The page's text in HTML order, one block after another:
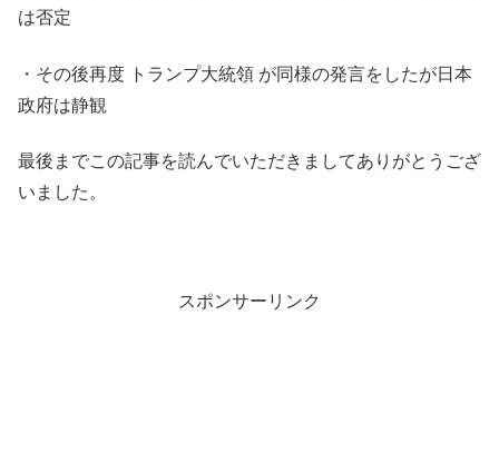
は否定
・その後再度 トランプ大統領 が同様の発言をしたが日本
政府は静観
最後までこの記事を読んでいただきましてありがとうござ
いました。
スポンサーリンク